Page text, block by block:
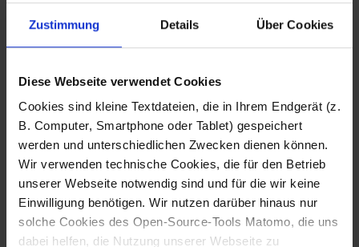
Zustimmung Details Über Cookies
Diese Webseite verwendet Cookies
Cookies sind kleine Textdateien, die in Ihrem Endgerät (z.
B. Computer, Smartphone oder Tablet) gespeichert
werden und unterschiedlichen Zwecken dienen können.
Wir verwenden technische Cookies, die für den Betrieb
unserer Webseite notwendig sind und für die wir keine
Einwilligung benötigen. Wir nutzen darüber hinaus nur
solche Cookies des Open-Source-Tools Matomo, die uns
dabei helfen, die Nutzung unserer Webseite zu
Fotografo: Lorenz
Sternbach
Download
Fotografo: Lorenz
Sternbach
Download